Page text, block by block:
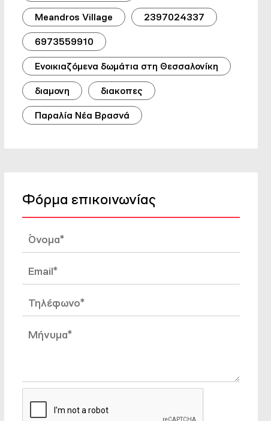
Meandros Village 2397024337
6973559910
Ενοικιαζόμενα δωμάτια στη Θεσσαλονίκη
διαμονη διακοπες
Παραλία Νέα Βρασνά
Φόρμα επικοινωνίας